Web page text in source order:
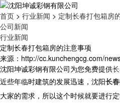
首页 > 行业新闻 > 定制长春打包箱房
公司新闻
行业新闻
定制长春打包箱房的注意事项
来源：http://cc.kunchengcg.com/
沈阳坤诚彩钢有限公司为您免费提供
近些年临时建筑的发展迅速，沈阳长
大家的需求，所以这个时候就要进行